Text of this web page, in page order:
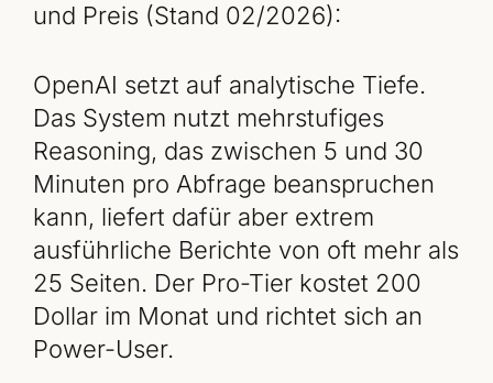
und Preis (Stand 02/2026):
OpenAI setzt auf analytische Tiefe.
Das System nutzt mehrstufiges
Reasoning, das zwischen 5 und 30
Minuten pro Abfrage beanspruchen
kann, liefert dafür aber extrem
ausführliche Berichte von oft mehr als
25 Seiten. Der Pro-Tier kostet 200
Dollar im Monat und richtet sich an
Power-User.